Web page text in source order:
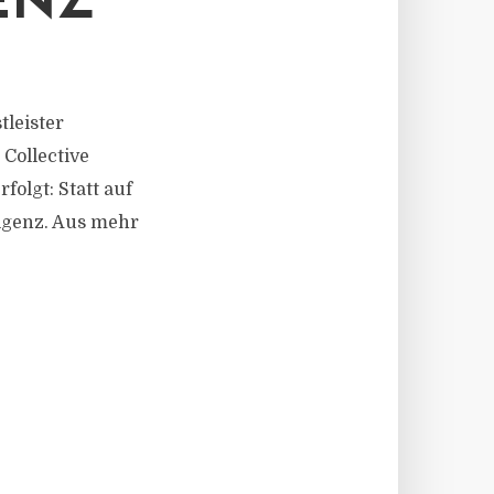
Statt auf
Aus mehr